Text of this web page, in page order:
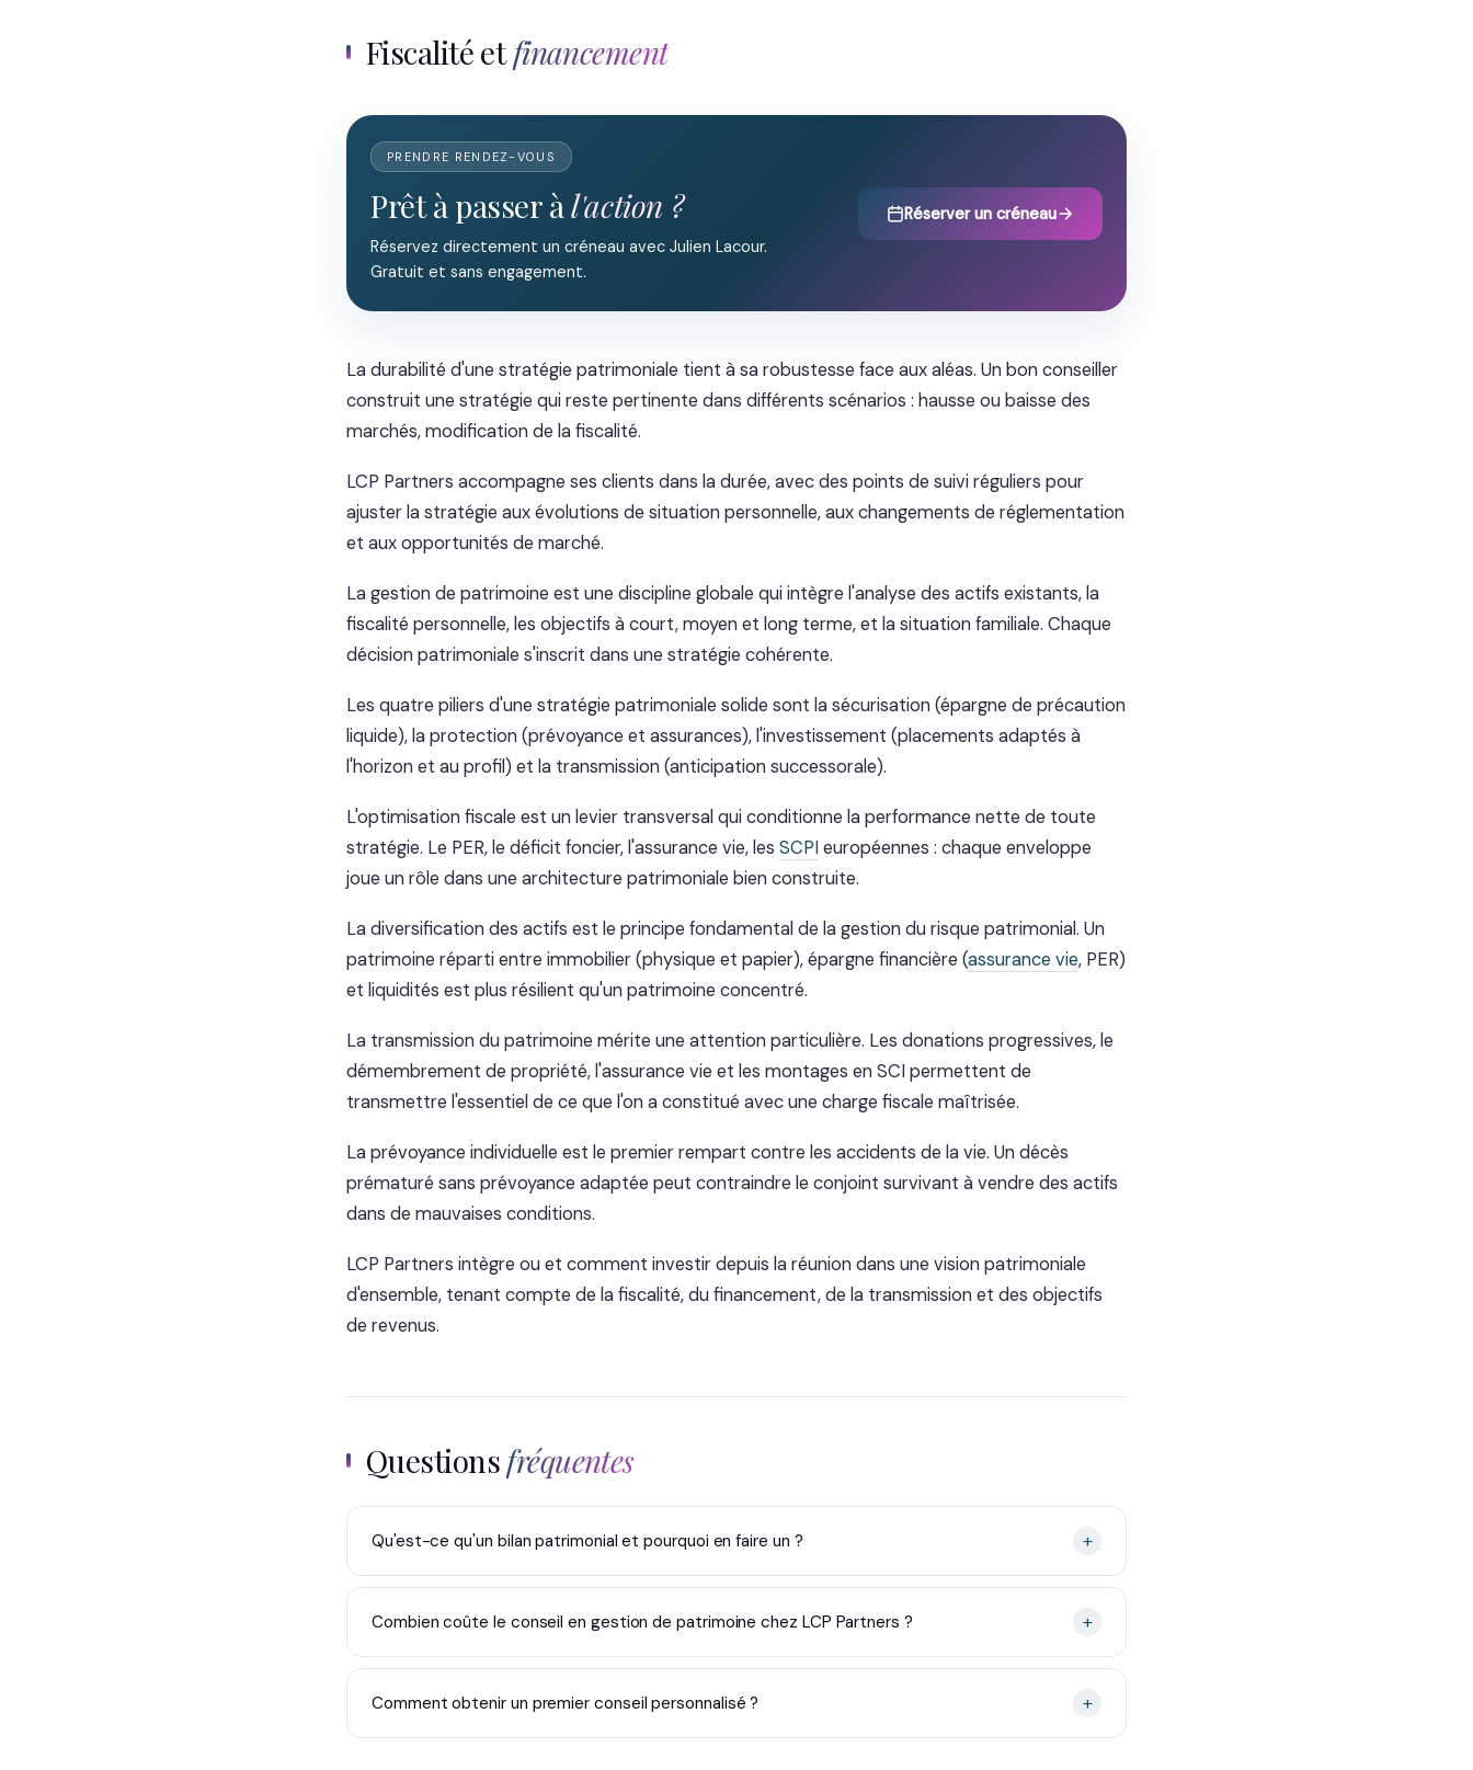
Fiscalité etfinancement
PRENDRE RENDEZ-VOUS
Prêt à passer àl'action ?
Réservez directement un créneau avec Julien Lacour.
Gratuit et sans engagement.
Réserver un créneau
La durabilité d'une stratégie patrimoniale tient à sa robustesse face aux aléas. Un bon conseiller
construit une stratégie qui reste pertinente dans différents scénarios : hausse ou baisse des
marchés, modification de la fiscalité.
LCP Partners accompagne ses clients dans la durée, avec des points de suivi réguliers pour
ajuster la stratégie aux évolutions de situation personnelle, aux changements de réglementation
et aux opportunités de marché.
La gestion de patrimoine est une discipline globale qui intègre l'analyse des actifs existants, la
fiscalité personnelle, les objectifs à court, moyen et long terme, et la situation familiale. Chaque
décision patrimoniale s'inscrit dans une stratégie cohérente.
Les quatre piliers d'une stratégie patrimoniale solide sont la sécurisation (épargne de précaution
liquide), la protection (prévoyance et assurances), l'investissement (placements adaptés à
l'horizon et au profil) et la transmission (anticipation successorale).
L'optimisation fiscale est un levier transversal qui conditionne la performance nette de toute
stratégie. Le PER, le déficit foncier, l'assurance vie, les SCPIeuropéennes : chaque enveloppe
joue un rôle dans une architecture patrimoniale bien construite.
La diversification des actifs est le principe fondamental de la gestion du risque patrimonial. Un
patrimoine réparti entre immobilier (physique et papier), épargne financière (assurance vie, PER)
et liquidités est plus résilient qu'un patrimoine concentré.
La transmission du patrimoine mérite une attention particulière. Les donations progressives, le
démembrement de propriété, l'assurance vie et les montages en SCI permettent de
transmettre l'essentiel de ce que l'on a constitué avec une charge fiscale maîtrisée.
La prévoyance individuelle est le premier rempart contre les accidents de la vie. Un décès
prématuré sans prévoyance adaptée peut contraindre le conjoint survivant à vendre des actifs
dans de mauvaises conditions.
LCP Partners intègre ou et comment investir depuis la réunion dans une vision patrimoniale
d'ensemble, tenant compte de la fiscalité, du financement, de la transmission et des objectifs
de revenus.
Questionsfréquentes
Qu'est-ce qu'un bilan patrimonial et pourquoi en faire un ? +
Combien coûte le conseil en gestion de patrimoine chez LCP Partners ? +
Comment obtenir un premier conseil personnalisé ? +